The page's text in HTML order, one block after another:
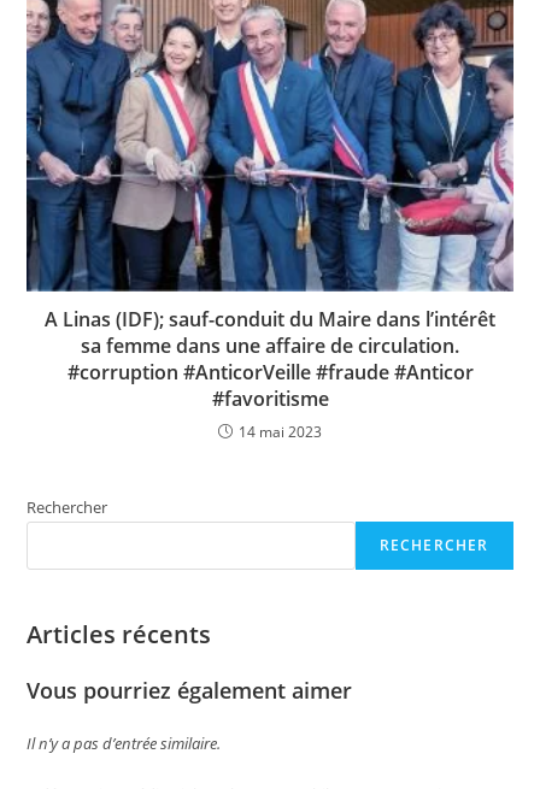
A Linas (IDF); sauf-conduit du Maire dans l’intérêt
sa femme dans une affaire de circulation.
#corruption #AnticorVeille #fraude #Anticor
#favoritisme
14 mai 2023
Rechercher
RECHERCHER
Articles récents
Vous pourriez également aimer
Il n’y a pas d’entrée similaire.